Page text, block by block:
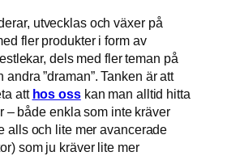
utvecklas och växer på
fler produkter i form av
dels med fler teman på
”draman”. Tanken är att
att hos osskan man alltid hitta
– både enkla som inte kräver
alls och lite mer avancerade
som ju kräver lite mer